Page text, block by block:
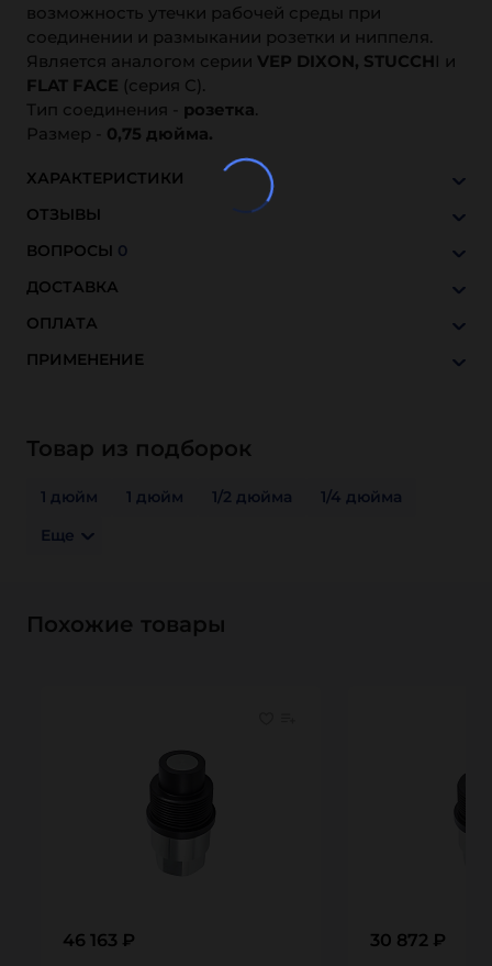
возможность утечки рабочей среды при
соединении и размыкании розетки и ниппеля.
Является аналогом серии VEP DIXON, STUCCHI и
FLAT FACE (серия C).
Тип соединения - розетка.
Размер - 0,75 дюйма.
ХАРАКТЕРИСТИКИ
ОТЗЫВЫ
ВОПРОСЫ 0
ДОСТАВКА
ОПЛАТА
ПРИМЕНЕНИЕ
Товар из подборок
1 дюйм 1 дюйм 1/2 дюйма
1/4 дюйма
Еще
Похожие товары
46 163 ₽ 30 872 ₽